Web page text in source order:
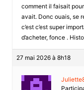
comment il faisait
avait. Donc ouais, se
c’est c’est super
d’acheter, fonce .
27 mai 2026 à 8h18